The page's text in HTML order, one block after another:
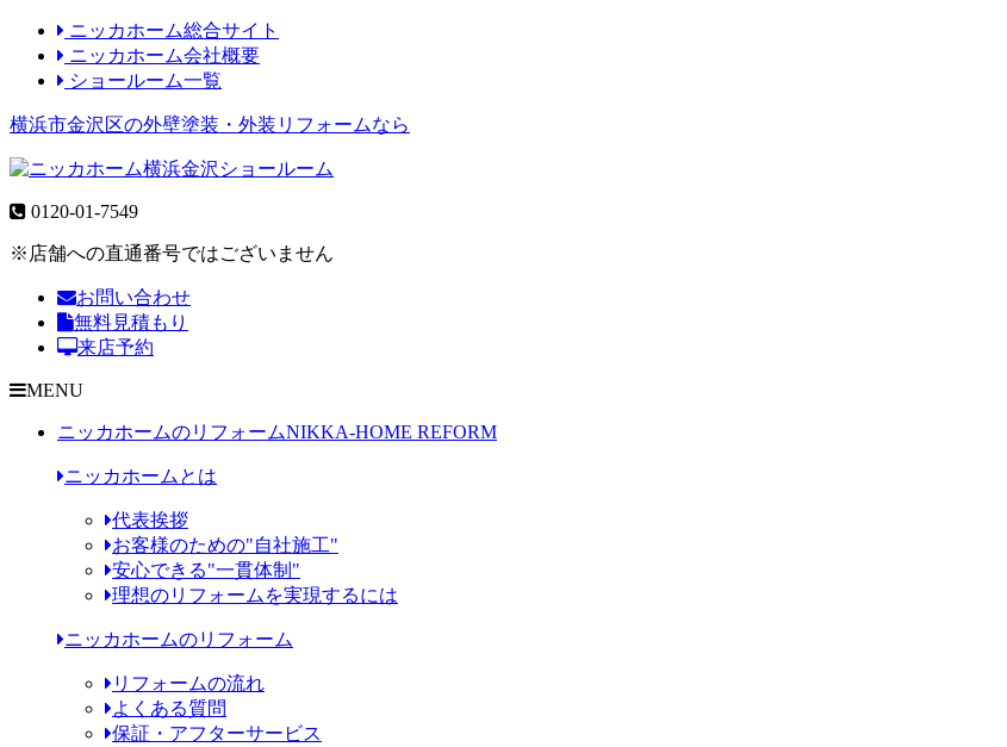
ニッカホーム総合サイト
ニッカホーム会社概要
ショールーム一覧
横浜市金沢区の外壁塗装・外装リフォームなら
0120-01-7549
※店舗への直通番号ではございません
お問い合わせ
無料見積もり
来店予約
MENU
ニッカホームのリフォームNIKKA-HOME REFORM
ニッカホームとは
代表挨拶
お客様のための"自社施工"
安心できる"一貫体制"
理想のリフォームを実現するには
ニッカホームのリフォーム
リフォームの流れ
よくある質問
保証・アフターサービス